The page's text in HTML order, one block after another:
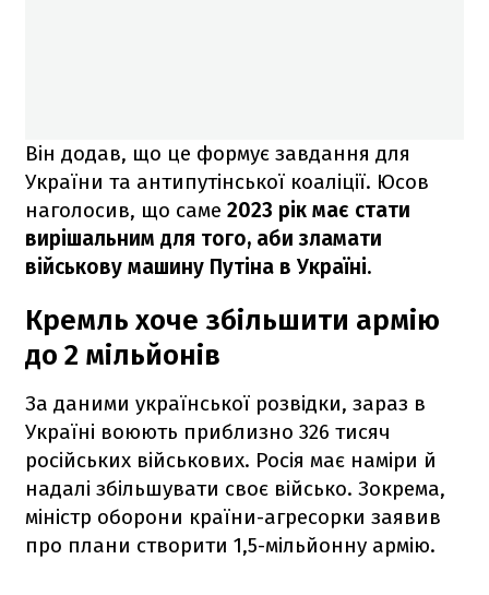
Він додав, що це формує завдання для
України та антипутінської коаліції. Юсов
наголосив, що саме 2023 рік має стати
вирішальним для того, аби зламати
військову машину Путіна в Україні.
Кремль хоче збільшити армію
до 2 мільйонів
За даними української розвідки, зараз в
Україні воюють приблизно 326 тисяч
російських військових. Росія має наміри й
надалі збільшувати своє військо. Зокрема,
міністр оборони країни-агресорки заявив
про плани створити 1,5-мільйонну армію.